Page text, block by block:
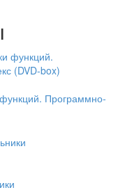
Программно-